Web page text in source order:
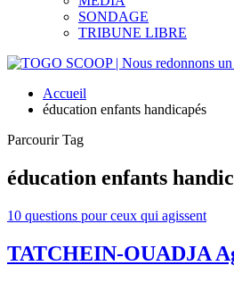
SONDAGE
TRIBUNE LIBRE
Accueil
éducation enfants handicapés
Parcourir Tag
éducation enfants
10 questions pour ceux qui agissent
TATCHEIN-OUADJA